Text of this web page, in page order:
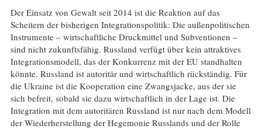
Der Einsatz von Gewalt seit 2014 ist die Reaktion auf das
Scheitern der bisherigen Integrationspolitik: Die außenpolitischen
Instrumente – wirtschaftliche Druckmittel und Subventionen –
sind nicht zukunftsfähig. Russland verfügt über kein attraktives
Integrationsmodell, das der Konkurrenz mit der EU standhalten
könnte. Russland ist autoritär und wirtschaftlich rückständig. Für
die Ukraine ist die Kooperation eine Zwangsjacke, aus der sie
sich befreit, sobald sie dazu wirtschaftlich in der Lage ist. Die
Integration mit dem autoritären Russland ist nur nach dem Modell
der Wiederherstellung der Hegemonie Russlands und der Rolle